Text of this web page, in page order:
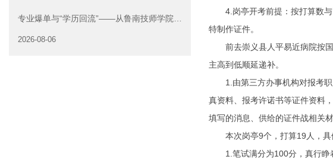
专业爆单与“学历回流”——从鲁南技师学院透
2026-08-06
4.岗亭开考前提：按打算数与
特制作证件。
前去崇义县人平易近病院按国
主高到低顺延递补。
1.由第三方办事机构对报考职
真资料、报考许诺书等证件资料
填写的消息、供给的证件战相关
本次岗亭9个，打算19人，具
1.笔试满分为100分，真行睁卷